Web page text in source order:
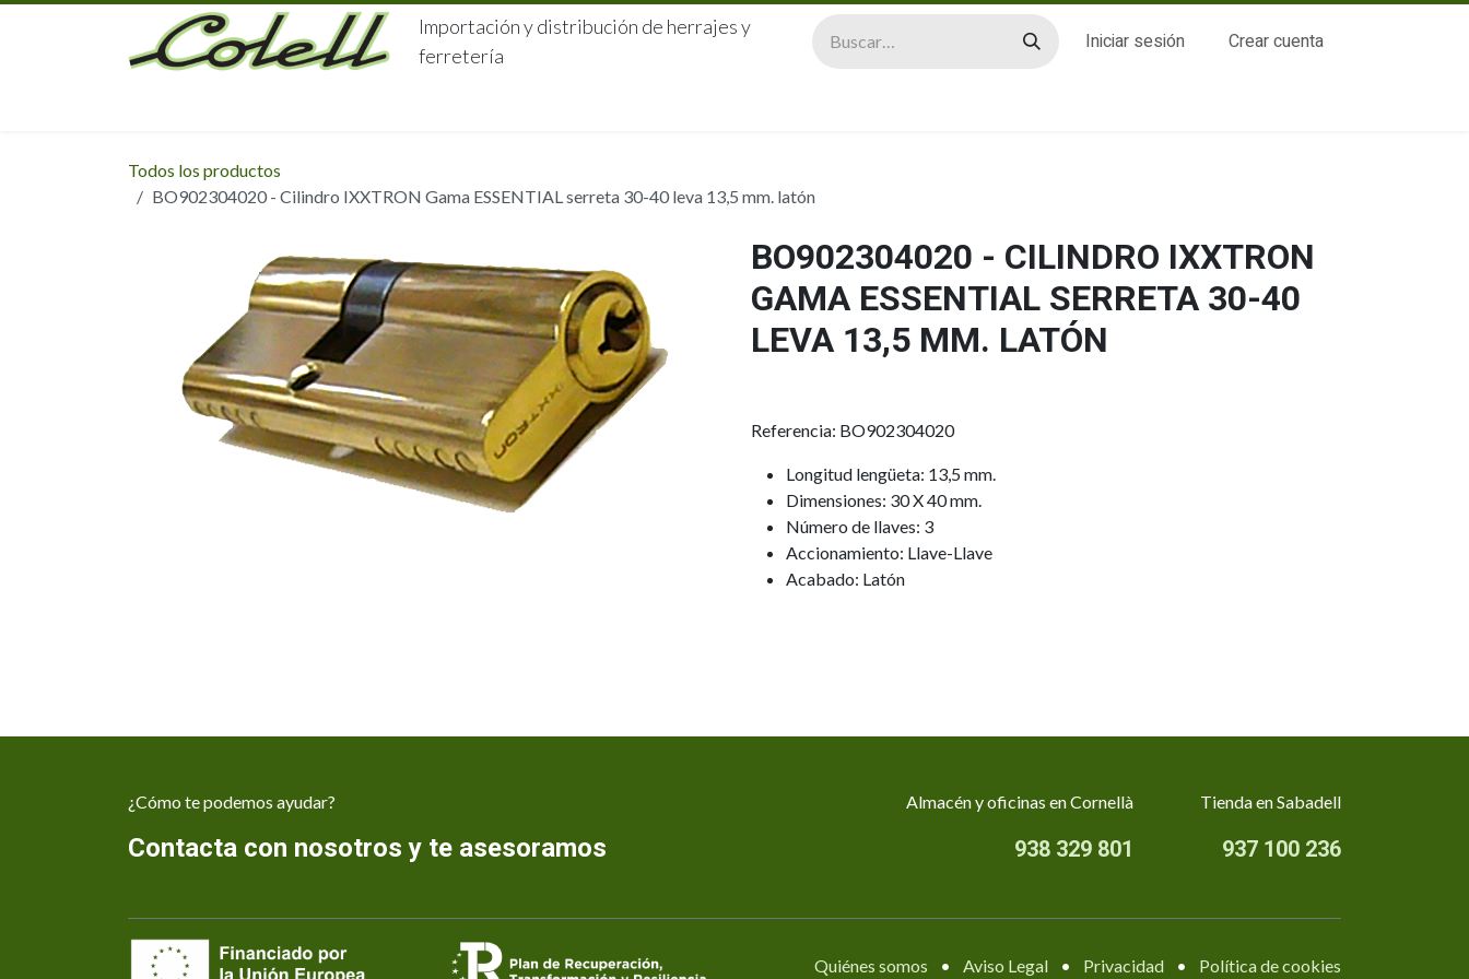
Ir al contenido
Importación y distribución de herrajes y
ferretería
Iniciar sesión Crear cuenta
Todos los productos
BO902304020 - Cilindro IXXTRON Gama ESSENTIAL serreta 30-40 leva 13,5 mm. latón
BO902304020 - CILINDRO IXXTRON
GAMA ESSENTIAL SERRETA 30-40
LEVA 13,5 MM. LATÓN
Referencia: BO902304020
Longitud lengüeta: 13,5 mm.
Dimensiones: 30 X 40 mm.
Número de llaves: 3
Accionamiento: Llave-Llave
Acabado: Latón
¿Cómo te podemos ayudar?
Contacta con nosotros y te asesoramos
Almacén y oficinas en Cornellà
938 329 801
Tienda en Sabadell
937 100 236
Quiénes somos • Aviso Legal • Privacidad • Política de cookies